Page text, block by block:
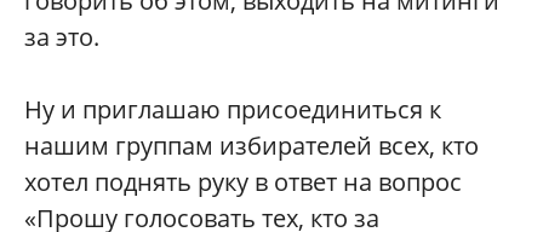
за это.
Ну и приглашаю присоединиться к
нашим группам избирателей всех, кто
хотел поднять руку в ответ на вопрос
«Прошу голосовать тех, кто за